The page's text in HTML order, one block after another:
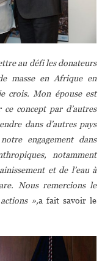
au défi les donateurs
masse en Afrique en
crois. Mon épouse est
concept par d’autres
dans d’autres pays
engagement dans
notamment
et de l’eau à
Nous remercions le
»,a fait savoir le